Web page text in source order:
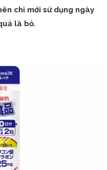
chỉ mới sử dụng ngày
là bỏ.